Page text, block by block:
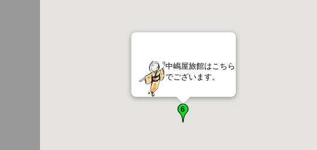
中嶋屋旅館はこちら
でございます。